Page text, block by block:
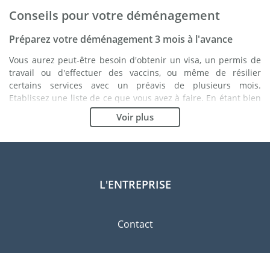
Conseils pour votre déménagement
Préparez votre déménagement 3 mois à l'avance
Vous aurez peut-être besoin d'obtenir un visa, un permis de
travail ou d'effectuer des vaccins, ou même de résilier
certains services avec un préavis de plusieurs mois.
Etablissez une liste de ce que vous avez à faire. En étant bien
organisé, vous vous assurez du bon déroulement de votre
Choisissez le bon déménageur
régulation indépendants tels que la FIDI vous permettront
qualité internes, la variété des emballages disponibles ainsi
Voir plus
L'ENTREPRISE
Contact